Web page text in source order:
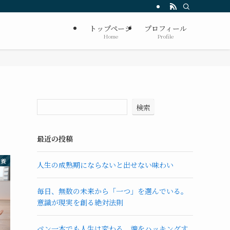
トップページ
Home
プロフィール
Profile
検索
最近の投稿
人生の成熟期にならないと出せない味わい
毎日、無数の未来から「一つ」を選んでいる。
意識が現実を創る絶対法則